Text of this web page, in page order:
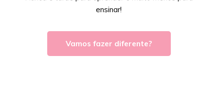
ensinar!
Vamos fazer diferente?